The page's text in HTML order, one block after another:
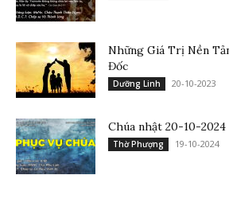
Những Giá Trị Nền
Đốc
Dưỡng Linh 20-10-2023
Chúa nhật 20-10-2024
Thờ Phượng 19-10-2024